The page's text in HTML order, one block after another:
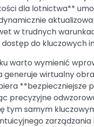
dla lotnictwa**
w trudnych
do kluczowych
warto wymienić
generuje wirtualny
precyzyjne
tym samym
zarządzania